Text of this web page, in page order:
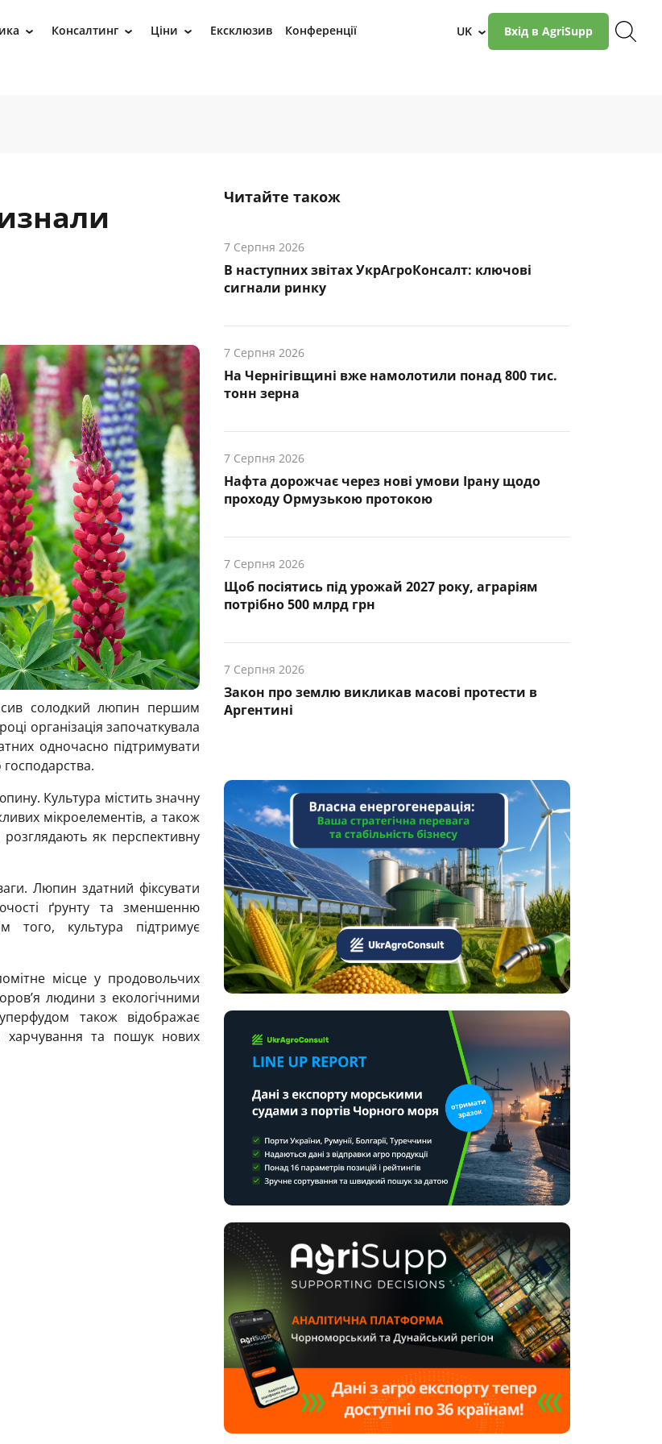
› Консалтинг › Ціни › Ексклюзив Конференції UK › Вхід в AgriSupp
солодкий люпин першим
організація започаткувала
одночасно підтримувати
Культура містить значну
мікроелементів, а також
як перспективну
Люпин здатний фіксувати
ґрунту та зменшенню
того, культура підтримує
місце у продовольчих
людини з екологічними
також відображає
харчування та пошук нових
Читайте також
7 Серпня 2026
В наступних звітах УкрАгроКонсалт: ключові
cигнали ринку
7 Серпня 2026
На Чернігівщині вже намолотили понад 800 тис.
тонн зерна
7 Серпня 2026
Нафта дорожчає через нові умови Ірану щодо
проходу Ормузькою протокою
7 Серпня 2026
Щоб посіятись під урожай 2027 року, аграріям
потрібно 500 млрд грн
7 Серпня 2026
Закон про землю викликав масові протести в
Аргентині